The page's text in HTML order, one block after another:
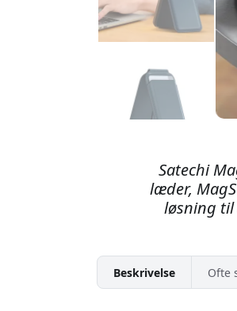
Satechi
læder,
løsning til
Beskrivelse Ofte